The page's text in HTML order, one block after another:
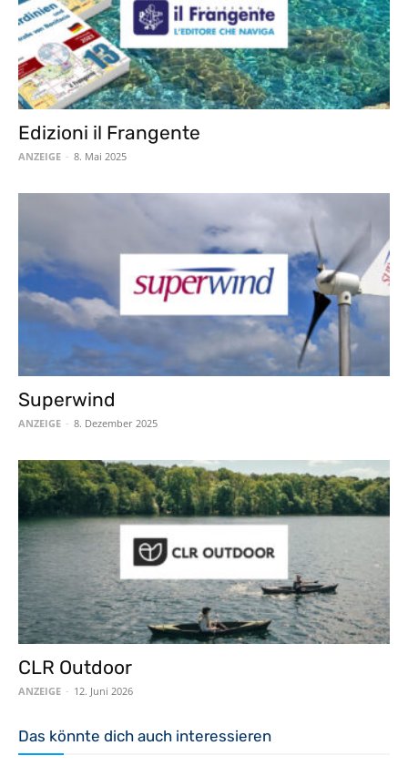
Edizioni il Frangente
ANZEIGE - 8. Mai 2025
Superwind
ANZEIGE - 8. Dezember 2025
CLR Outdoor
ANZEIGE - 12. Juni 2026
Das könnte dich auch interessieren